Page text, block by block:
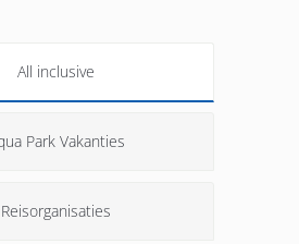
All inclusive
Park Vakanties
Reisorganisaties